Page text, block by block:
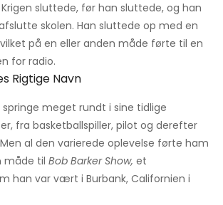
sluttede, før han sluttede, og han
skolen. Han sluttede op med en
på en eller anden måde førte til en
for radio.
Rigtige Navn
springe meget rundt i sine tidlige
fra basketballspiller, pilot og derefter
al den varierede oplevelse førte ham
måde til Bob Barker Show, et
han var vært i Burbank, Californien i